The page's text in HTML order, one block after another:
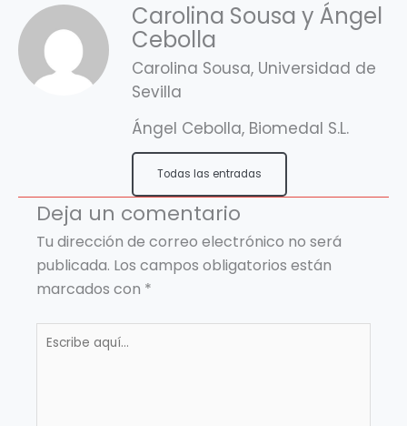
Carolina Sousa y Ángel
Cebolla
Carolina Sousa, Universidad de
Sevilla
Ángel Cebolla, Biomedal S.L.
Todas las entradas
Deja un comentario
Tu dirección de correo electrónico no será
publicada. Los campos obligatorios están
marcados con *
Escribe